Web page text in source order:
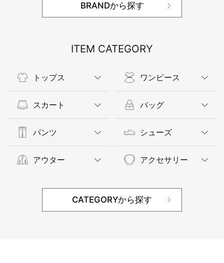
BRANDから探す
ITEM CATEGORY
トップス
スカート
パンツ
アウター
ワンピース
バッグ
シューズ
アクセサリー
CATEGORYから探す